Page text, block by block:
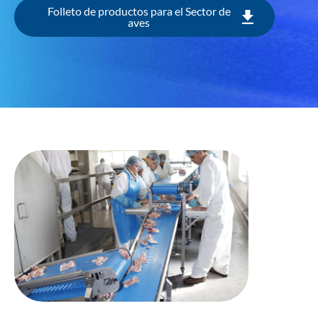
Folleto de productos para el Sector de
aves